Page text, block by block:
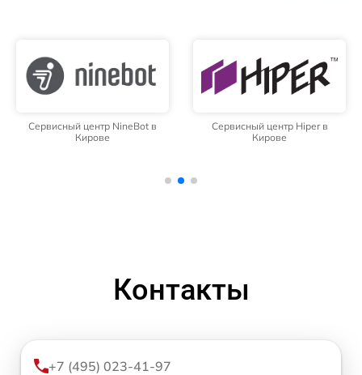
Сервисный центр NineBot в
Кирове
Сервисный центр Hiper в
Кирове
Контакты
+7 (495) 023-41-97